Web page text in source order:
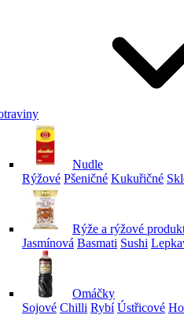
Nudle
Rýžové Pšeničné Kukuřičné
Rýže a rýžové
Jasmínová Basmati Sushi
Omáčky
Sojové Chilli Rybí Ústřicové